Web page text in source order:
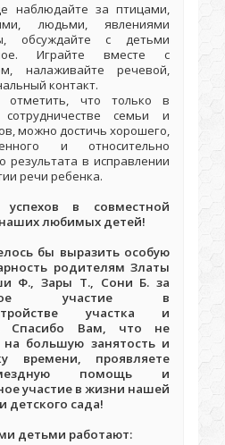
наблюдайте за птицами,
людьми, явлениями
обсуждайте с детьми
Играйте вместе с
налаживайте речевой,
контакт.
отметить, что только в
семьи и
можно достичь хорошего,
и относительно
результата в исправлении
речи ребенка.
успехов в совместной
любимых детей!
бы выразить особую
родителям Златы
Ф., Зары Т., Сони Б. за
участие в
участка и
Спасибо Вам, что не
на большую занятость и
времени, проявляете
помощь и
участие в жизни нашей
детского сада!
детьми работают: